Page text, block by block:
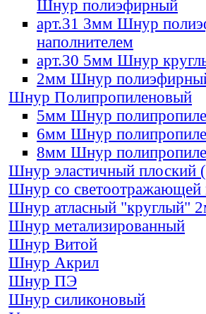
Шнур полиэфирный
арт.31 3мм Шнур
наполнителем
арт.30 5мм Шнур
2мм Шнур
Шнур Полипропиленовый
5мм Шнур
6мм Шнур
8мм Шнур
Шнур эластичный плоский
Шнур со светоотражающей
Шнур атласный "круглый"
Шнур метализированный
Шнур Витой
Шнур Акрил
Шнур ПЭ
Шнур силиконовый